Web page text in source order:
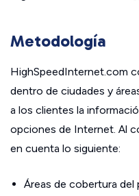
Metodología
HighSpeedInternet.com
dentro de ciudades y
a los clientes la
opciones de Internet. Al
en cuenta lo siguiente:
Áreas de cobertura del